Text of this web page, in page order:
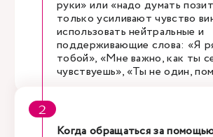
руки» или «надо думать
только усиливают чувство
использовать нейтральные и
поддерживающие слова: «Я
тобой», «Мне важно, как ты
чувствуешь», «Ты не один,
Когда обращаться за